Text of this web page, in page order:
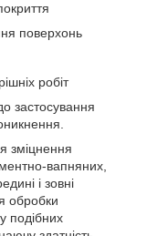
поверхонь
робіт
застосування
зміцнення
вапняних,
і зовні
обробки
подібних